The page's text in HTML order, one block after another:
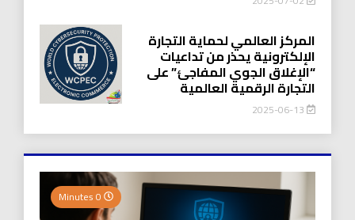
المركز العالمي لحماية التجارة
الإلكترونية يحذر من تداعيات
“الإغلاق الجوي المفاجئ” على
التجارة الرقمية العالمية
2025-06-13